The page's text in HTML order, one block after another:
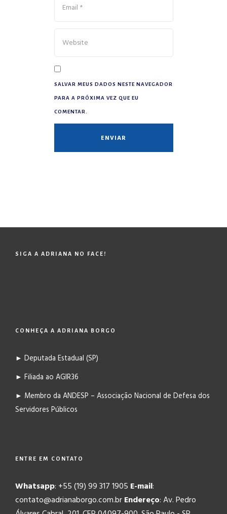
SALVAR MEUS DADOS NESTE NAVEGADOR
PARA A PRÓXIMA VEZ QUE EU
COMENTAR.
SIGA A ADRIANA NO FACE!
CONHEÇA A ADRIANA BORGO
► Deputada Estadual (SP)
► Filiada ao AGIR36
► Membro da ANDESP – Associação Nacional de Defesa dos
Servidores Públicos
ENTRE EM CONTATO
Whatsapp: +55 (19) 99 317 1905 E-mail:
contato@adrianaborgo.com.brEndereço: Av. Pedro